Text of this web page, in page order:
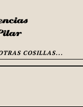
COSILLAS...